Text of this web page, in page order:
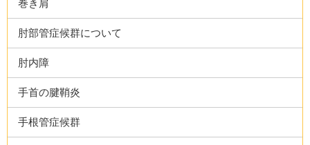
巻き肩
肘部管症候群について
肘内障
手首の腱鞘炎
手根管症候群